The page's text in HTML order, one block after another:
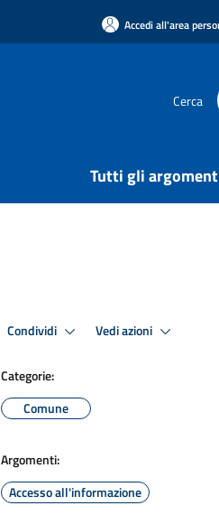
Accedi all'area
Cerca
Tutti gli
Condividi Vedi azioni
Categorie:
Comune
Argomenti:
Accesso all'informazione